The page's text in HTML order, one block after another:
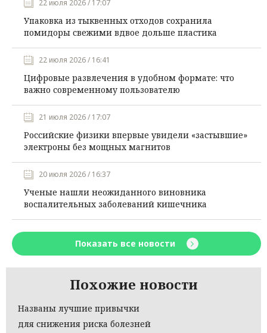
22 июля 2026 / 17:07
Упаковка из тыквенных отходов сохранила
помидоры свежими вдвое дольше пластика
22 июля 2026 / 16:41
Цифровые развлечения в удобном формате: что
важно современному пользователю
21 июля 2026 / 17:07
Российские физики впервые увидели «застывшие»
электроны без мощных магнитов
20 июля 2026 / 16:37
Ученые нашли неожиданного виновника
воспалительных заболеваний кишечника
Показать все новости
Похожие новости
Названы лучшие привычки
для снижения риска болезней